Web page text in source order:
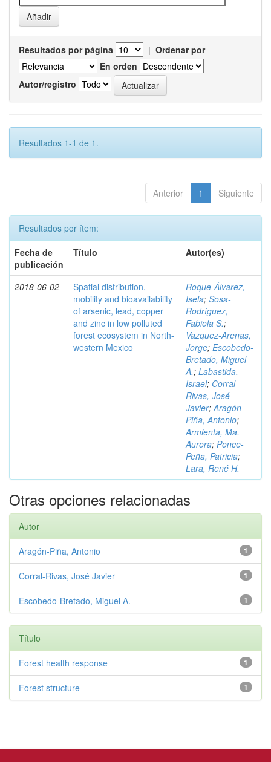
Resultados por página | Ordenar por
En orden
Autor/registro
Resultados 1-1 de 1.
Anterior 1 Siguiente
Resultados por ítem:
Fecha de
publicación
Título Autor(es)
2018-06-02
Spatial distribution,
mobility and bioavailability
of arsenic, lead, copper
and zinc in low polluted
forest ecosystem in North-
western Mexico
Roque-Álvarez,
Isela; Sosa-
Rodríguez,
Fabiola S.;
Vazquez-Arenas,
Jorge; Escobedo-
Bretado, Miguel
A.; Labastida,
Israel; Corral-
Rivas, José
Javier;Aragón-
Piña, Antonio;
Armienta, Ma.
Aurora; Ponce-
Peña, Patricia;
Lara, René H.
Otras opciones relacionadas
Autor
1
Aragón-Piña, Antonio
1
Corral-Rivas, José Javier
1
Escobedo-Bretado, Miguel A.
Título
1
Forest health response
1
Forest structure